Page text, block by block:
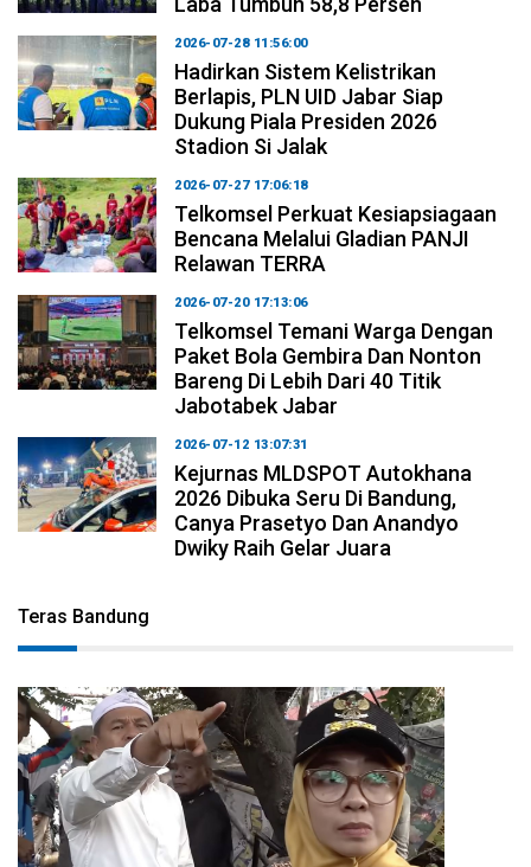
2026-07-28 11:56:00
Hadirkan Sistem Kelistrikan
Berlapis, PLN UID Jabar Siap
Dukung Piala Presiden 2026
Stadion Si Jalak
2026-07-27 17:06:18
Telkomsel Perkuat Kesiapsiagaan
Bencana Melalui Gladian PANJI
Relawan TERRA
2026-07-20 17:13:06
Telkomsel Temani Warga Dengan
Paket Bola Gembira Dan Nonton
Bareng Di Lebih Dari 40 Titik
Jabotabek Jabar
2026-07-12 13:07:31
Kejurnas MLDSPOT Autokhana
2026 Dibuka Seru Di Bandung,
Canya Prasetyo Dan Anandyo
Dwiky Raih Gelar Juara
Teras Bandung